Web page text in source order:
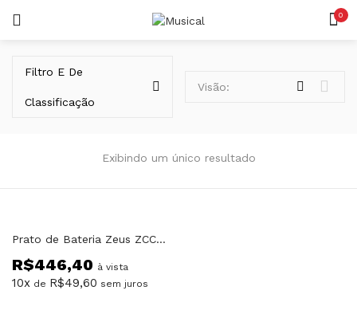
0
Exibindo um único resultado
Filtro E De
Classificação
Visão:
Prato de Bateria Zeus ZCC16 16″ Crash Custom
R$446,40 à vista
10x de R$49,60 sem juros